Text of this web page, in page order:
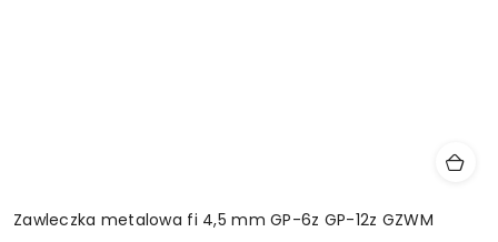
Zawleczka metalowa fi 4,5 mm GP-6z GP-12z GZWM